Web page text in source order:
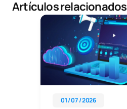
Artículos relacionados
01 / 07 / 2026